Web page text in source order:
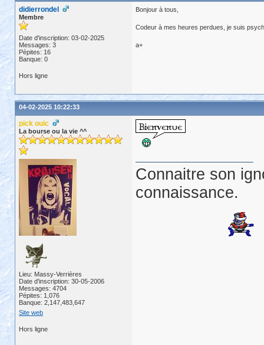
didierrondel
Membre
Date d'inscription: 03-02-2025
Messages: 3
Pépites: 16
Banque: 0
Bonjour à tous,
Codeur à mes heures perdues, je suis
a+
Hors ligne
04-02-2025 10:22:33
pick ouic
La bourse ou la vie ^^
Lieu: Massy-Verrières
Date d'inscription: 30-05-2006
Messages: 4704
Pépites: 1,076
Banque: 2,147,483,647
Site web
Connaitre son
connaissance.
Hors ligne